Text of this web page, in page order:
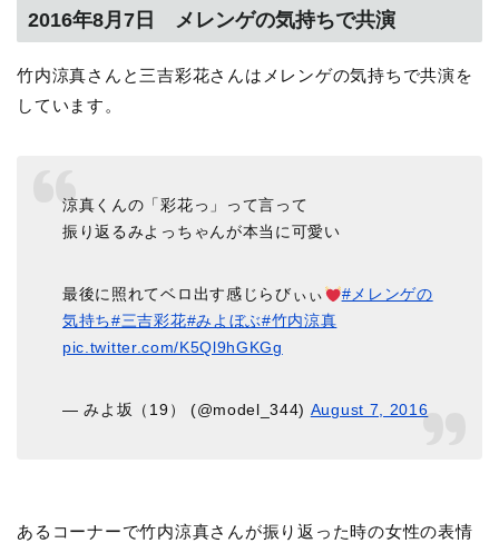
2016年8月7日 メレンゲの気持ちで共演
竹内涼真さんと三吉彩花さんはメレンゲの気持ちで共演を
しています。
涼真くんの「彩花っ」って言って
振り返るみよっちゃんが本当に可愛い
最後に照れてベロ出す感じらびぃぃ
#メレンゲの
気持ち#三吉彩花#みよぼぶ#竹内涼真
pic.twitter.com/K5Ql9hGKGg
— みよ坂（19） (@model_344) August 7, 2016
あるコーナーで竹内涼真さんが振り返った時の女性の表情